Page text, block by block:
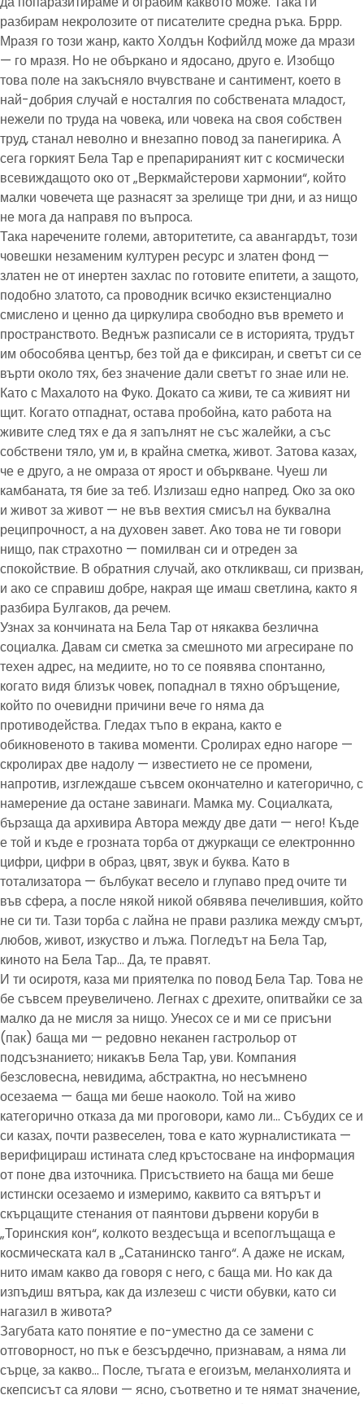
разбирам некролозите от писателите средна ръка. Бррр.
Мразя го този жанр, както Холдън Кофийлд може да мрази
— го мразя. Но не объркано и ядосано, друго е. Изобщо
това поле на закъсняло вчувстване и сантимент, което в
най-добрия случай е носталгия по собствената младост,
нежели по труда на човека, или човека на своя собствен
труд, станал неволно и внезапно повод за панегирика. А
сега горкият Бела Тар е препарираният кит с космически
всевиждащото око от „Веркмайстерови хармонии“, който
малки човечета ще разнасят за зрелище три дни, и аз нищо
не мога да направя по въпроса.
Така наречените големи, авторитетите, са авангардът, този
човешки незаменим културен ресурс и златен фонд —
златен не от инертен захлас по готовите епитети, а защото,
подобно златото, са проводник всичко екзистенциално
смислено и ценно да циркулира свободно във времето и
пространството. Веднъж разписали се в историята, трудът
им обособява център, без той да е фиксиран, и светът си се
върти около тях, без значение дали светът го знае или не.
Като с Махалото на Фуко. Докато са живи, те са живият ни
щит. Когато отпаднат, остава пробойна, като работа на
живите след тях е да я запълнят не със жалейки, а със
собствени тяло, ум и, в крайна сметка, живот. Затова казах,
че е друго, а не омраза от ярост и объркване. Чуеш ли
камбаната, тя бие за теб. Излизаш едно напред. Око за око
и живот за живот — не във вехтия смисъл на буквална
реципрочност, а на духовен завет. Ако това не ти говори
нищо, пак страхотно — помилван си и отреден за
спокойствие. В обратния случай, ако откликваш, си призван,
и ако се справиш добре, накрая ще имаш светлина, както я
разбира Булгаков, да речем.
Узнах за кончината на Бела Тар от някаква безлична
социалка. Давам си сметка за смешното ми агресиране по
техен адрес, на медиите, но то се появява спонтанно,
когато видя близък човек, попаднал в тяхно обръщение,
който по очевидни причини вече го няма да
противодейства. Гледах тъпо в екрана, както е
обикновеното в такива моменти. Сролирах едно нагоре —
скролирах две надолу — известието не се промени,
напротив, изглеждаше съвсем окончателно и категорично, с
намерение да остане завинаги. Мамка му. Социалката,
бързаща да архивира Автора между две дати — него! Къде
е той и къде е грозната торба от джуркащи се електроннно
цифри, цифри в образ, цвят, звук и буква. Като в
тотализатора — бълбукат весело и глупаво пред очите ти
във сфера, а после някой никой обявява печелившия, който
не си ти. Тази торба с лайна не прави разлика между смърт,
любов, живот, изкуство и лъжа. Погледът на Бела Тар,
киното на Бела Тар… Да, те правят.
И ти осиротя, каза ми приятелка по повод Бела Тар. Това не
бе съвсем преувеличено. Легнах с дрехите, опитвайки се за
малко да не мисля за нищо. Унесох се и ми се присъни
(пак) баща ми — редовно неканен гастрольор от
подсъзнанието; никакъв Бела Тар, уви. Компания
безсловесна, невидима, абстрактна, но несъмнено
осезаема — баща ми беше наоколо. Той на живо
категорично отказа да ми проговори, камо ли… Събудих се и
си казах, почти развеселен, това е като журналистиката —
верифицираш истината след кръстосване на информация
от поне два източника. Присъствието на баща ми беше
истински осезаемо и измеримо, каквито са вятърът и
скърцащите стенания от паянтови дървени коруби в
„Торинския кон“, колкото вездесъща и всепоглъщаща е
космическата кал в „Сатанинско танго“. А даже не искам,
нито имам какво да говоря с него, с баща ми. Но как да
изпъдиш вятъра, как да излезеш с чисти обувки, като си
нагазил в живота?
Загубата като понятие е по-уместно да се замени с
отговорност, но пък е безсърдечно, признавам, а няма ли
сърце, за какво… После, тъгата е егоизъм, меланхолията и
скепсисът са ялови — ясно, съответно и те нямат значение,